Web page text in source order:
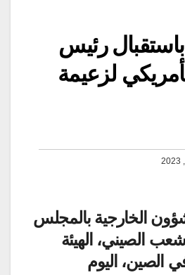
باستقبال رئيس
لزعيمة
الخارجية بالمجلس
الصيني، الهيئة
في الصين، اليوم